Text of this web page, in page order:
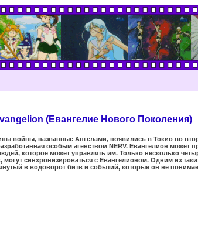
(Евангелие Нового Поколения)
войны, названные Ангелами, появились в Токио во
особым агенством NERV. Евангелион может
которое может управлять им. Только несколько
синхронизироваться с Евангелионом. Одним из
в водоворот битв и событий, которые он не